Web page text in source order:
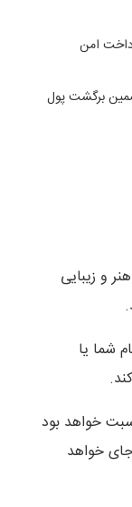
امن
برگشت پول
و زیبایی
شما یا
خواهد بود
جای خواهد